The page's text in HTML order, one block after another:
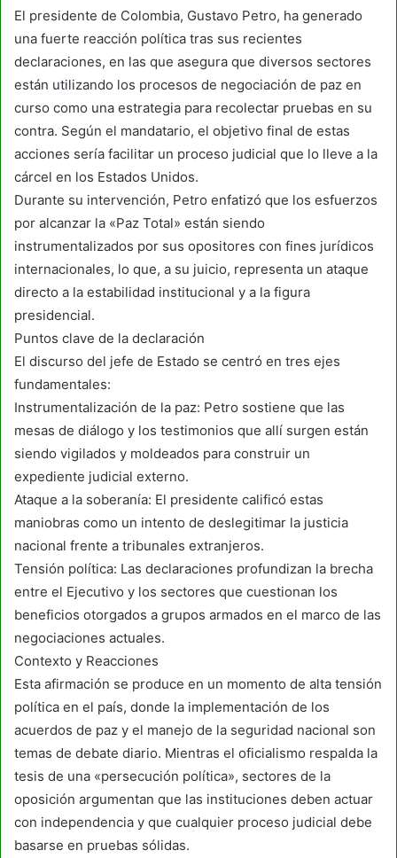
El presidente de Colombia, Gustavo Petro, ha generado
una fuerte reacción política tras sus recientes
declaraciones, en las que asegura que diversos sectores
están utilizando los procesos de negociación de paz en
curso como una estrategia para recolectar pruebas en su
contra. Según el mandatario, el objetivo final de estas
acciones sería facilitar un proceso judicial que lo lleve a la
cárcel en los Estados Unidos.
Durante su intervención, Petro enfatizó que los esfuerzos
por alcanzar la «Paz Total» están siendo
instrumentalizados por sus opositores con fines jurídicos
internacionales, lo que, a su juicio, representa un ataque
directo a la estabilidad institucional y a la figura
presidencial.
Puntos clave de la declaración
El discurso del jefe de Estado se centró en tres ejes
fundamentales:
Instrumentalización de la paz: Petro sostiene que las
mesas de diálogo y los testimonios que allí surgen están
siendo vigilados y moldeados para construir un
expediente judicial externo.
Ataque a la soberanía: El presidente calificó estas
maniobras como un intento de deslegitimar la justicia
nacional frente a tribunales extranjeros.
Tensión política: Las declaraciones profundizan la brecha
entre el Ejecutivo y los sectores que cuestionan los
beneficios otorgados a grupos armados en el marco de las
negociaciones actuales.
Contexto y Reacciones
Esta afirmación se produce en un momento de alta tensión
política en el país, donde la implementación de los
acuerdos de paz y el manejo de la seguridad nacional son
temas de debate diario. Mientras el oficialismo respalda la
tesis de una «persecución política», sectores de la
oposición argumentan que las instituciones deben actuar
con independencia y que cualquier proceso judicial debe
basarse en pruebas sólidas.